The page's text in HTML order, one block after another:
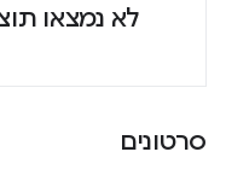
לא נמצאו
סרטונים